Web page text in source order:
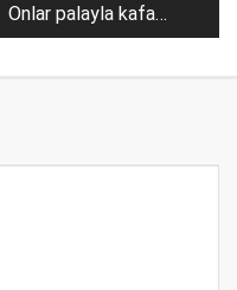
Onlar palayla kafa
kesmez, evet!